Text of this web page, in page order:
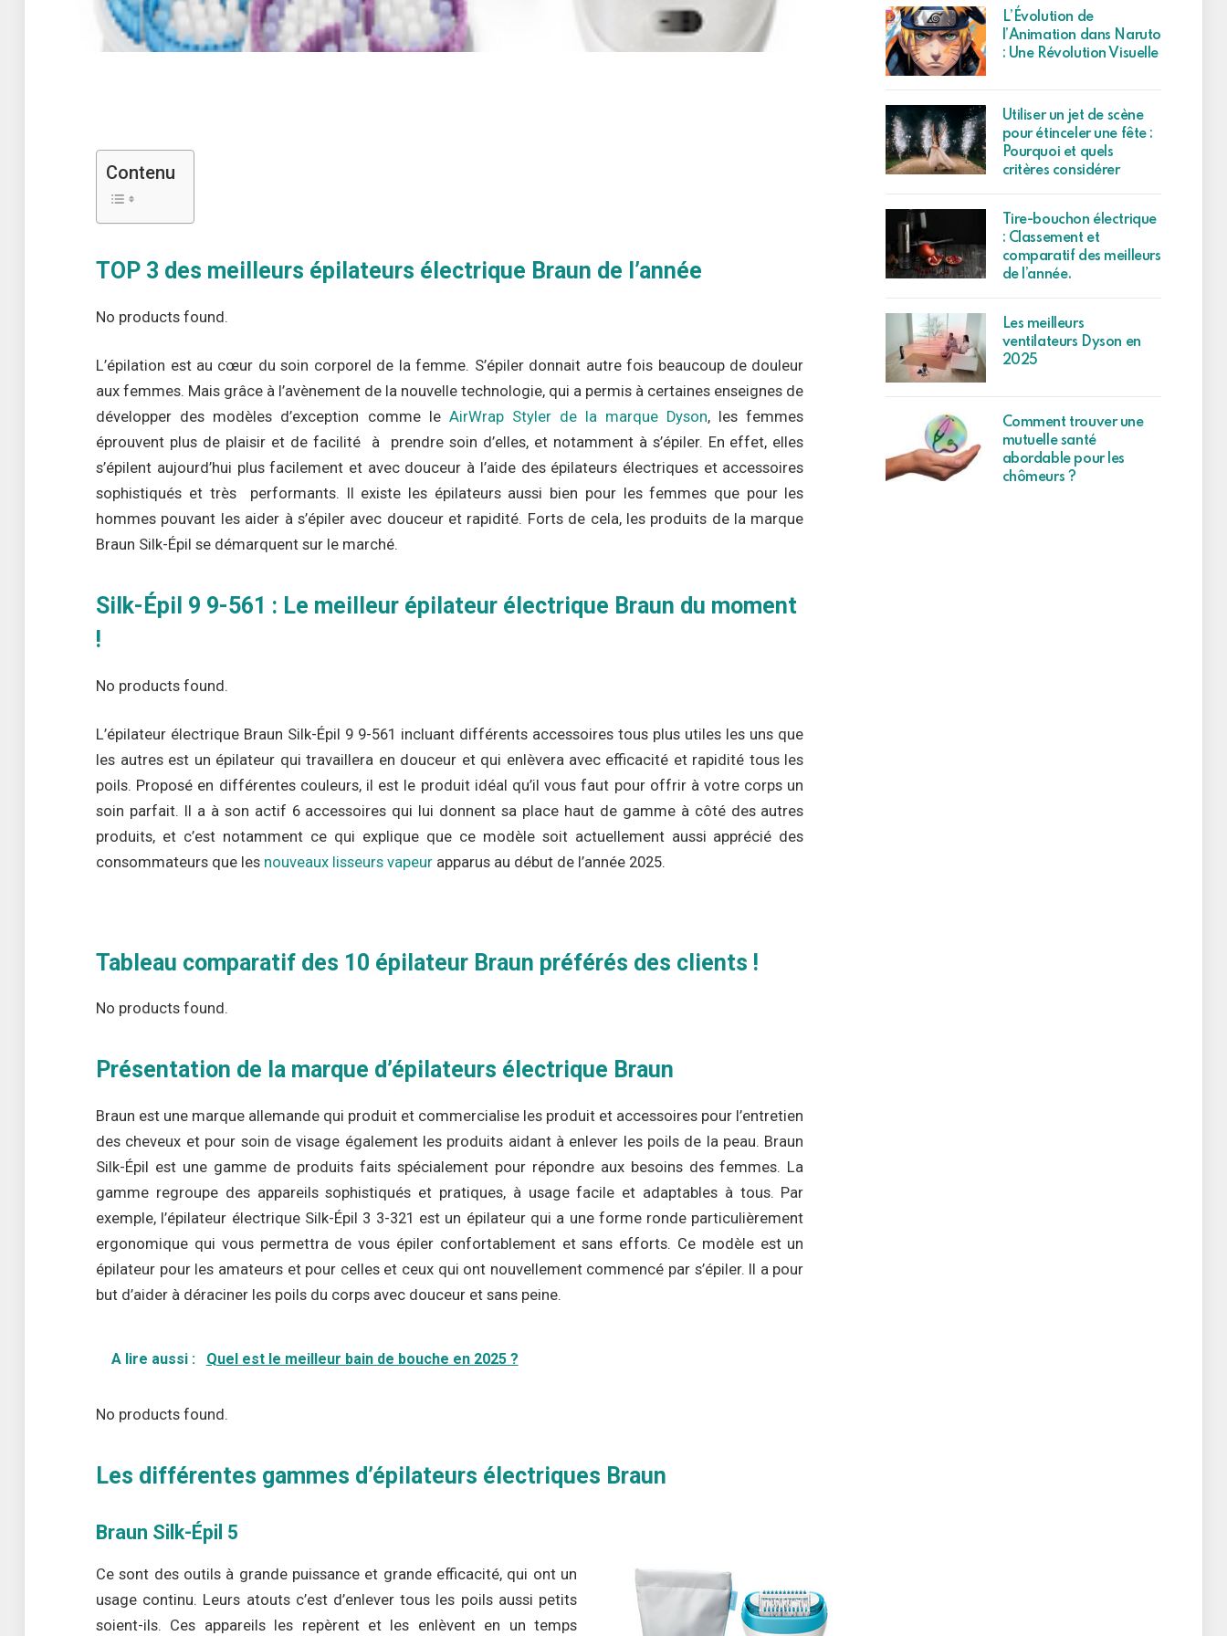
Contenu
TOP 3 des meilleurs épilateurs électrique Braun de l’année
No products found.
L’épilation est au cœur du soin corporel de la femme. S’épiler donnait autre fois beaucoup de douleur
aux femmes. Mais grâce à l’avènement de la nouvelle technologie, qui a permis à certaines enseignes de
développer des modèles d’exception comme le AirWrap Styler de la marque Dyson, les femmes
éprouvent plus de plaisir et de facilité à prendre soin d’elles, et notamment à s’épiler. En effet, elles
s’épilent aujourd’hui plus facilement et avec douceur à l’aide des épilateurs électriques et accessoires
sophistiqués et très performants. Il existe les épilateurs aussi bien pour les femmes que pour les
hommes pouvant les aider à s’épiler avec douceur et rapidité. Forts de cela, les produits de la marque
Braun Silk-Épil se démarquent sur le marché.
Silk-Épil 9 9-561 : Le meilleur épilateur électrique Braun du moment
!
No products found.
L’épilateur électrique Braun Silk-Épil 9 9-561 incluant différents accessoires tous plus utiles les uns que
les autres est un épilateur qui travaillera en douceur et qui enlèvera avec efficacité et rapidité tous les
poils. Proposé en différentes couleurs, il est le produit idéal qu’il vous faut pour offrir à votre corps un
soin parfait. Il a à son actif 6 accessoires qui lui donnent sa place haut de gamme à côté des autres
produits, et c’est notamment ce qui explique que ce modèle soit actuellement aussi apprécié des
consommateurs que les nouveaux lisseurs vapeur apparus au début de l’année 2025.
Tableau comparatif des 10 épilateur Braun préférés des clients !
No products found.
Présentation de la marque d’épilateurs électrique Braun
Braun est une marque allemande qui produit et commercialise les produit et accessoires pour l’entretien
des cheveux et pour soin de visage également les produits aidant à enlever les poils de la peau. Braun
Silk-Épil est une gamme de produits faits spécialement pour répondre aux besoins des femmes. La
gamme regroupe des appareils sophistiqués et pratiques, à usage facile et adaptables à tous. Par
exemple, l’épilateur électrique Silk-Épil 3 3-321 est un épilateur qui a une forme ronde particulièrement
ergonomique qui vous permettra de vous épiler confortablement et sans efforts. Ce modèle est un
épilateur pour les amateurs et pour celles et ceux qui ont nouvellement commencé par s’épiler. Il a pour
but d’aider à déraciner les poils du corps avec douceur et sans peine.
A lire aussi : Quel est le meilleur bain de bouche en 2025 ?
No products found.
Les différentes gammes d’épilateurs électriques Braun
Braun Silk-Épil 5
Ce sont des outils à grande puissance et grande efficacité, qui ont un
usage continu. Leurs atouts c’est d’enlever tous les poils aussi petits
soient-ils. Ces appareils les repèrent et les enlèvent en un temps
L’Évolution de
l’Animation dans Naruto
: Une Révolution Visuelle
Utiliser un jet de scène
pour étinceler une fête :
Pourquoi et quels
critères considérer
Tire-bouchon électrique
: Classement et
comparatif des meilleurs
de l’année.
Les meilleurs
ventilateurs Dyson en
2025
Comment trouver une
mutuelle santé
abordable pour les
chômeurs ?